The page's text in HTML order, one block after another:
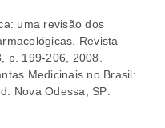
uma revisão dos
Revista
p. 199-206, 2008.
Medicinais no Brasil:
Nova Odessa, SP: